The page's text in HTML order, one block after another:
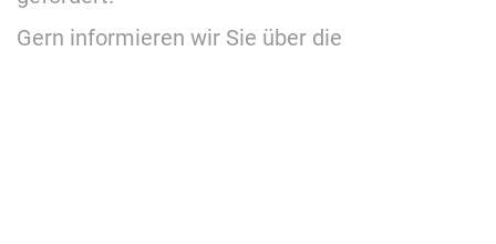
Gern informieren wir Sie über die